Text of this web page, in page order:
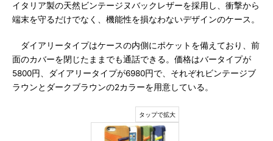
イタリア製の天然ビンテージヌバックレザーを採用し、衝撃から
端末を守るだけでなく、機能性を損なわないデザインのケース。
ダイアリータイプはケースの内側にポケットを備えており、前
面のカバーを閉じたままでも通話できる。価格はバータイプが
5800円、ダイアリータイプが6980円で、それぞれビンテージブ
ラウンとダークブラウンの2カラーを用意している。